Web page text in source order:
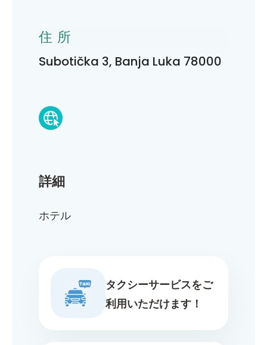
詳細
ホテル
タクシーサービスをご
利用いただけます！
住所
Subotička 3, Banja Luka 78000